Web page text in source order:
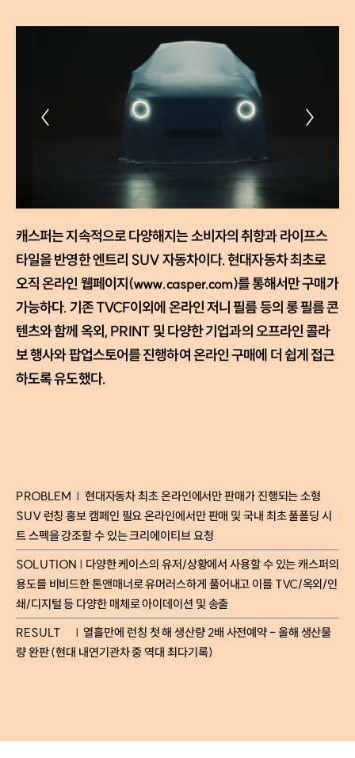
캐스퍼는 지속적으로 다양해지는 소비자의 취향과 라이프스
타일을 반영한 엔트리 SUV 자동차이다. 현대자동차 최초로
오직 온라인 웹페이지(www.casper.com)를 통해서만 구매가
가능하다. 기존 TVCF이외에 온라인 저니 필름 등의 롱 필름 콘
텐츠와 함께 옥외, PRINT 및 다양한 기업과의 오프라인 콜라
보 행사와 팝업스토어를 진행하여 온라인 구매에 더 쉽게 접근
하도록 유도했다.
PROBLEM | 현대자동차 최초 온라인에서만 판매가 진행되는 소형
SUV 런칭 홍보 캠페인 필요 온라인에서만 판매 및 국내 최초 풀폴딩 시
트 스펙을 강조할 수 있는 크리에이티브 요청
SOLUTION | 다양한 케이스의 유저/상황에서 사용할 수 있는 캐스퍼의
용도를 비비드한 톤앤매너로 유머러스하게 풀어내고 이를 TVC/옥외/인
쇄/디지털 등 다양한 매체로 아이데이션 및 송출
RESULT | 열흘만에 런칭 첫 해 생산량 2배 사전예약 - 올해 생산물
량 완판 (현대 내연기관차 중 역대 최다기록)